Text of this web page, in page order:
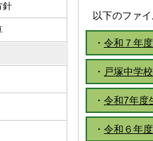
針
以下のファ
・ 令和７年
・ 戸塚中学
・ 令和7年度
・ 令和６年